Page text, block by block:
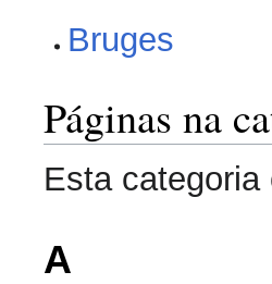
Bruges
Páginas na
Esta
A